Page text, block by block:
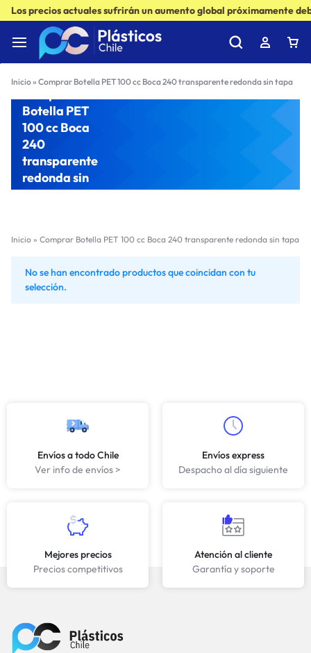
Los precios actuales sufrirán un aumento global próximamente
Inicio» Comprar Botella PET 100 cc Boca 240 transparente redonda sin tapa
Botella PET
100 cc Boca
240
transparente
redonda sin
tapa
Inicio » Comprar Botella PET 100 cc Boca 240 transparente redonda sin tapa
No se han encontrado productos que coincidan con tu
selección.
Envíos a todo Chile
Ver info de envíos >
Envíos express
Despacho al día siguiente
Mejores precios
Precios competitivos
Atención al cliente
Garantía y soporte